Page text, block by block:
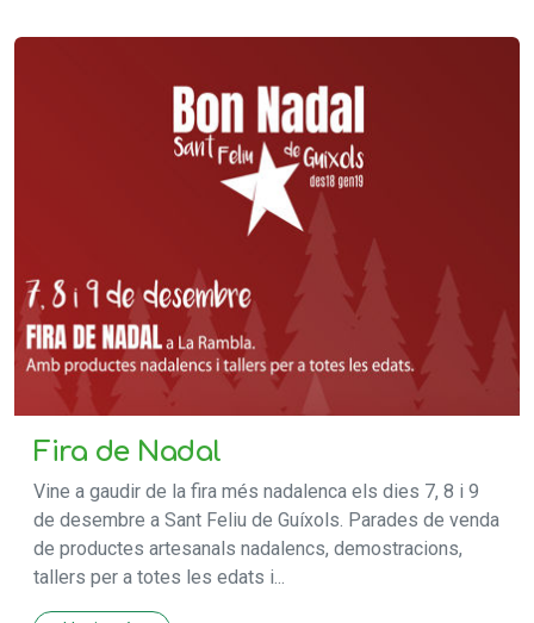
Fira de Nadal
Vine a gaudir de la fira més nadalenca els dies 7, 8 i 9
de desembre a Sant Feliu de Guíxols. Parades de venda
de productes artesanals nadalencs, demostracions,
tallers per a totes les edats i...